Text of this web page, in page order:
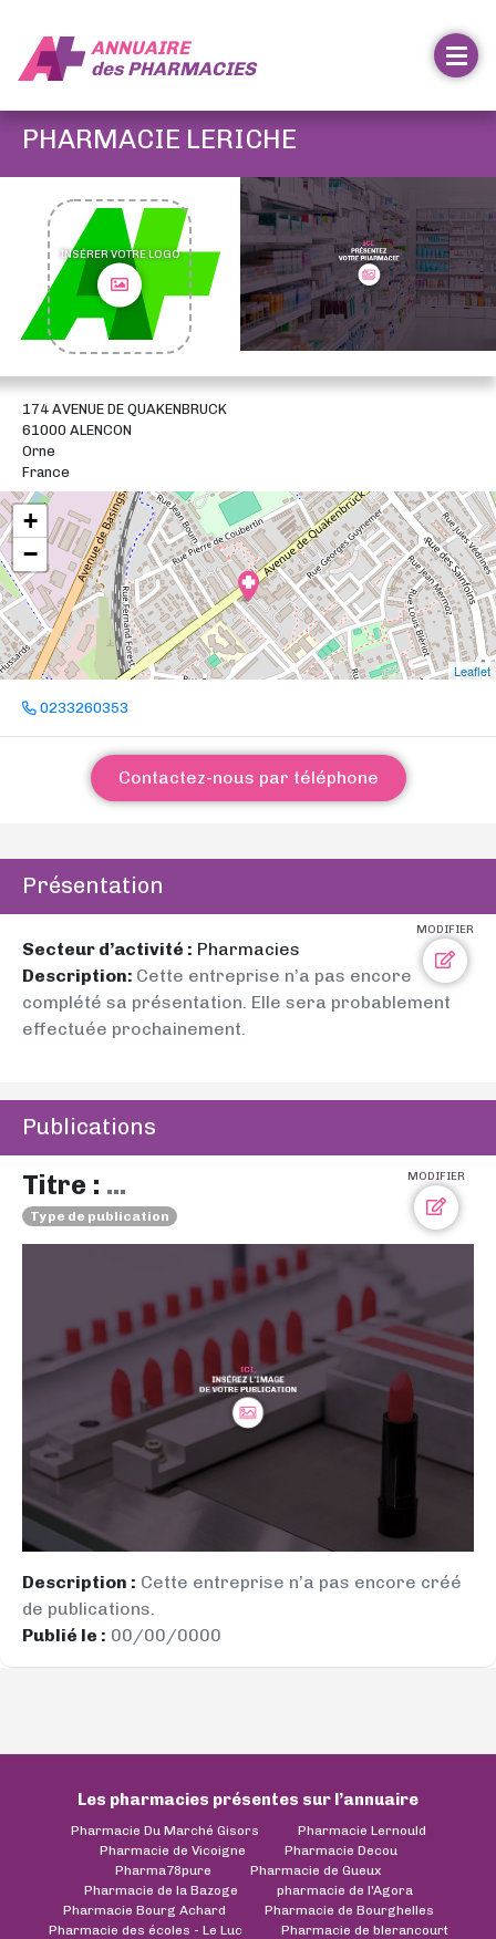
ANNUAIRE
desPHARMACIES
PHARMACIE LERICHE
INSÉRER VOTRE LOGO
174 AVENUE DE QUAKENBRUCK
61000 ALENCON
Orne
France
+
−
Leaflet
0233260353
Contactez-nous par téléphone
Présentation
MODIFIER
Secteur d’activité : Pharmacies
Description: Cette entreprise n’a pas encore
complété sa présentation. Elle sera probablement
effectuée prochainement.
Publications
MODIFIER
Titre : ...
Type de publication
Description : Cette entreprise n’a pas encore créé
de publications.
Publié le : 00/00/0000
Les pharmacies présentes sur l’annuaire
Pharmacie Du Marché Gisors
Pharmacie Lernould
Pharmacie de Vicoigne
Pharmacie Decou
Pharma78pure
Pharmacie de Gueux
Pharmacie de la Bazoge
pharmacie de l'Agora
Pharmacie Bourg Achard
Pharmacie de Bourghelles
Pharmacie des écoles - Le Luc
Pharmacie de blerancourt